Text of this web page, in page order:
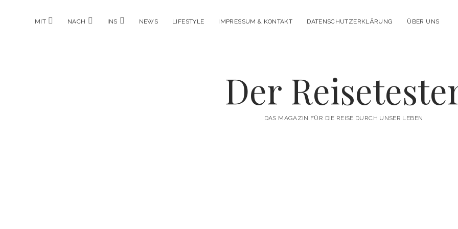
MIT MenüNACH Menü
INS Menü
NEWS LIFESTYLE IMPRESSUM & KONTAKT DATENSCHUTZERKLÄRUNG ÜBER UNS
Der
DAS MAGAZIN FÜR DIE REISE DURCH UNSER LEBEN